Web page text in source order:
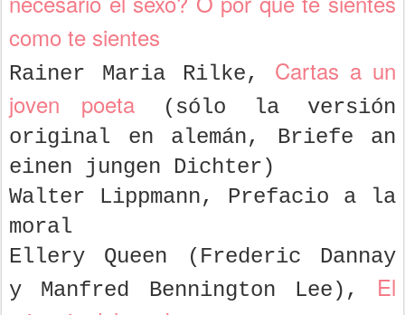
como te sientes
Rainer Maria Rilke, Cartas a un
joven poeta (sólo la versión
original en alemán, Briefe an
einen jungen Dichter)
Walter Lippmann, Prefacio a la
moral
Ellery Queen (Frederic Dannay
y Manfred Bennington Lee), El